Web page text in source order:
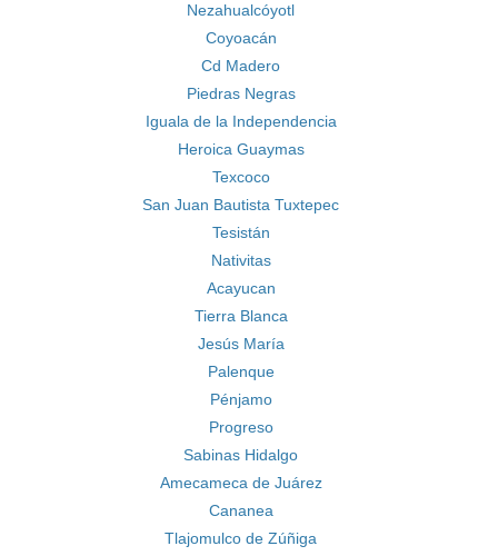
Nezahualcóyotl
Coyoacán
Cd Madero
Piedras Negras
Iguala de la Independencia
Heroica Guaymas
Texcoco
San Juan Bautista Tuxtepec
Tesistán
Nativitas
Acayucan
Tierra Blanca
Jesús María
Palenque
Pénjamo
Progreso
Sabinas Hidalgo
Amecameca de Juárez
Cananea
Tlajomulco de Zúñiga